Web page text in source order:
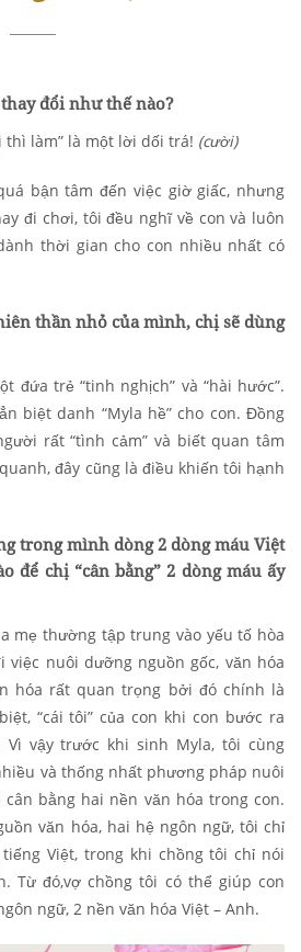
đổi như thế nào?
thì làm” là một lời dối trá! (cười)
bận tâm đến việc giờ giấc, nhưng
đi chơi, tôi đều nghĩ về con và luôn
thời gian cho con nhiều nhất có
thần nhỏ của mình, chị sẽ dùng
đứa trẻ “tinh nghịch” và “hài hước”.
biệt danh “Myla hề” cho con. Đồng
rất “tình cảm” và biết quan tâm
đây cũng là điều khiến tôi hạnh
trong mình dòng 2 dòng máu Việt
để chị “cân bằng” 2 dòng máu ấy
mẹ thường tập trung vào yếu tố hòa
nuôi dưỡng nguồn gốc, văn hóa
hóa rất quan trọng bởi đó chính là
“cái tôi” của con khi con bước ra
vậy trước khi sinh Myla, tôi cùng
và thống nhất phương pháp nuôi
bằng hai nền văn hóa trong con.
văn hóa, hai hệ ngôn ngữ, tôi chỉ
Việt, trong khi chồng tôi chỉ nói
Từ đó,vợ chồng tôi có thể giúp con
ngữ, 2 nền văn hóa Việt – Anh.